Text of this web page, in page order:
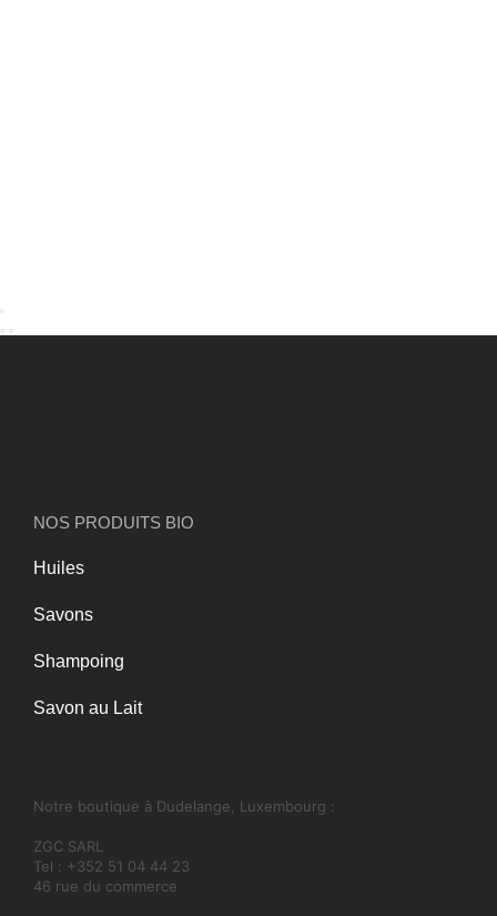
NOS PRODUITS BIO
Huiles
Savons
Shampoing
Savon au Lait
Notre boutique à Dudelange, Luxembourg :
ZGC SARL
Tel : +352 51 04 44 23
46 rue du commerce